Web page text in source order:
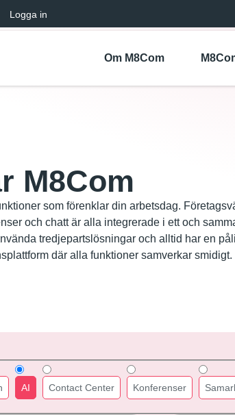
Logga in
Om M8Com
M8Com
som förenklar din arbetsdag.
och chatt är alla integrerade i ett och
tredjepartslösningar och alltid har en
där alla funktioner samverkar smidigt.
AI Contact Center Konferenser